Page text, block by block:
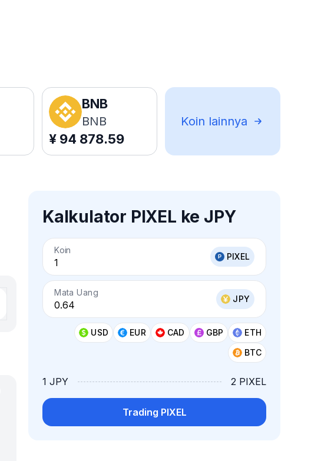
BNB
BNB
¥ 94 878.59
Koin lainnya
Kalkulator PIXEL ke JPY
Koin
PIXEL
Mata Uang
JPY
USD EUR CAD GBP
ETH
BTC
1 JPY 2 PIXEL
Trading PIXEL